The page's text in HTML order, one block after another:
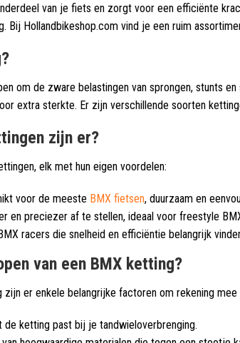
van je fiets en zorgt voor een efficiënte
Bij Hollandbikeshop.com vind je een ruim
om de zware belastingen van sprongen, stunts
extra sterkte. Er zijn verschillende soorten
zijn er?
elk met hun eigen voordelen:
voor de meeste BMX fietsen, duurzaam en
en preciezer af te stellen, ideaal voor freestyle
racers die snelheid en efficiëntie belangrijk
van een BMX ketting?
zijn er enkele belangrijke factoren om rekening mee
de ketting past bij je tandwieloverbrenging.